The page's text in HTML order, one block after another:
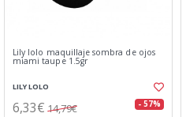
Lily lolo maquillaje sombra de ojos
miami taupe 1.5gr
LILY LOLO
6,33€ 14,79€ - 57%